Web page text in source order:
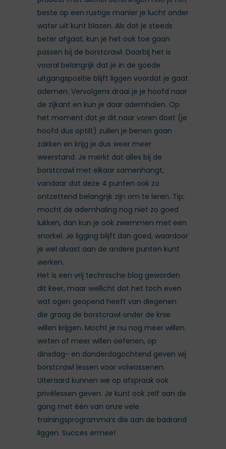
beste op een rustige manier je lucht onder
water uit kunt blazen. Als dat je steeds
beter afgaat, kun je het ook toe gaan
passen bij de borstcrawl. Daarbij het is
vooral belangrijk dat je in de goede
uitgangspositie blijft liggen voordat je gaat
ademen. Vervolgens draai je je hoofd naar
de zijkant en kun je daar ademhalen. Op
het moment dat je dit naar voren doet (je
hoofd dus optilt) zullen je benen gaan
zakken en krijg je dus weer meer
weerstand. Je merkt dat alles bij de
borstcrawl met elkaar samenhangt,
vandaar dat deze 4 punten ook zo
ontzettend belangrijk zijn om te leren. Tip:
mocht de ademhaling nog niet zo goed
lukken, dan kun je ook zwemmen met een
snorkel. Je ligging blijft dan goed, waardoor
je wel alvast aan de andere punten kunt
werken.
Het is een vrij technische blog geworden
dit keer, maar wellicht dat het toch even
wat ogen geopend heeft van diegenen
die graag de borstcrawl onder de knie
willen krijgen. Mocht je nu nog meer willen
weten of meer willen oefenen, op
dinsdag- en donderdagochtend geven wij
borstcrawl lessen voor volwassenen.
Uiteraard kunnen we op afspraak ook
privélessen geven. Je kunt ook zelf aan de
gang met één van onze vele
trainingsprogramma’s die aan de badrand
liggen. Succes ermee!